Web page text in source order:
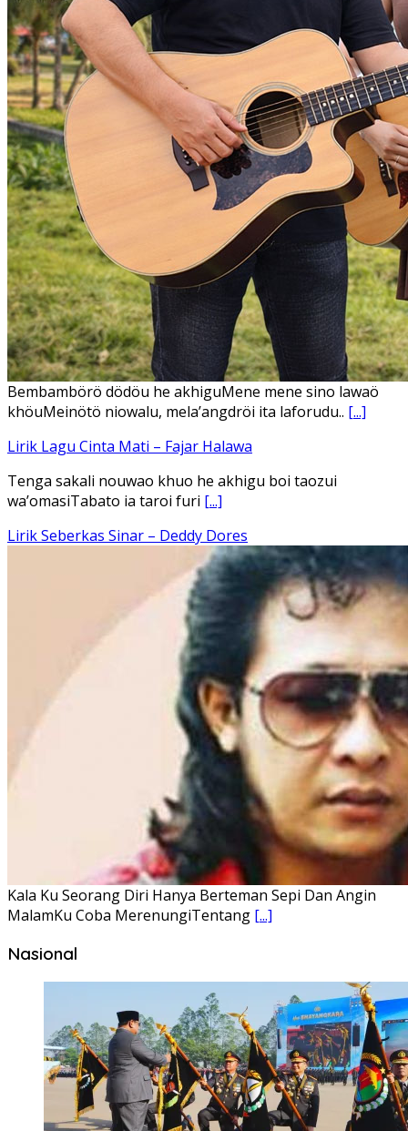
Ena’o natola ukhamoHaga mbawa ba desa’aUhalo ube’e
khomoUohe ia ube bangaimo Ena’o
Lirik Lagu FAFOFA Ciptaan Fajar Halawa Vocal Rendi Gulo